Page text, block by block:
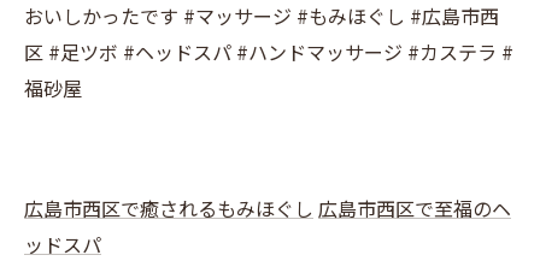
おいしかったです #マッサージ #もみほぐし #広島市西
区 #足ツボ #ヘッドスパ #ハンドマッサージ #カステラ #
福砂屋
広島市西区で癒されるもみほぐし 広島市西区で至福のヘ
ッドスパ